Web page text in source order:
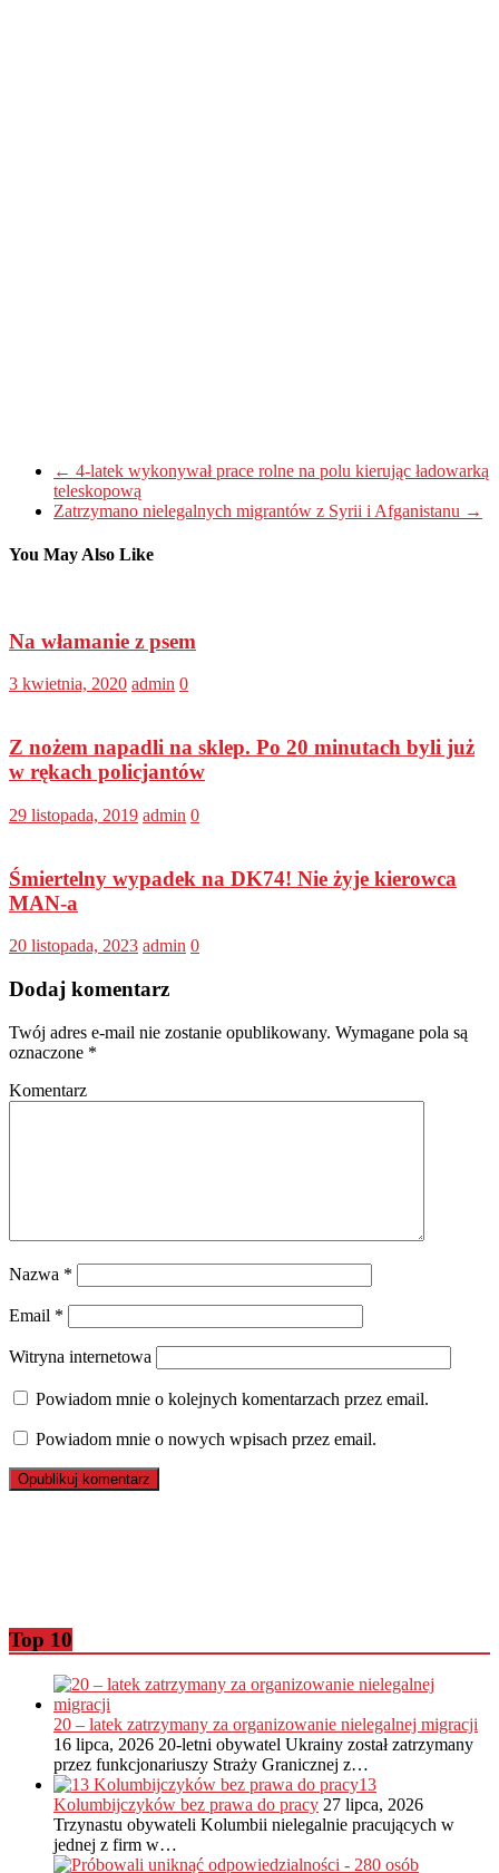
← 4-latek wykonywał prace rolne na polu kierując ładowarką
teleskopową
Zatrzymano nielegalnych migrantów z Syrii i Afganistanu →
You May Also Like
Na włamanie z psem
3 kwietnia, 2020 admin 0
Z nożem napadli na sklep. Po 20 minutach byli już
w rękach policjantów
29 listopada, 2019 admin 0
Śmiertelny wypadek na DK74! Nie żyje kierowca
MAN-a
20 listopada, 2023 admin 0
Dodaj komentarz
Twój adres e-mail nie zostanie opublikowany. Wymagane pola są
oznaczone *
Komentarz
Nazwa *
Email *
Witryna internetowa
Powiadom mnie o kolejnych komentarzach przez email.
Powiadom mnie o nowych wpisach przez email.
Top 10
20 – latek zatrzymany za organizowanie nielegalnej migracji
16 lipca, 2026 20-letni obywatel Ukrainy został zatrzymany
przez funkcjonariuszy Straży Granicznej z…
13
Kolumbijczyków bez prawa do pracy 27 lipca, 2026
Trzynastu obywateli Kolumbii nielegalnie pracujących w
jednej z firm w…